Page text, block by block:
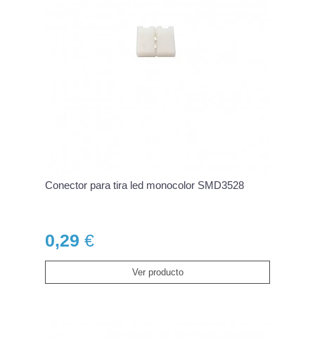
Conector para tira led monocolor SMD3528
0,29 €
Ver producto